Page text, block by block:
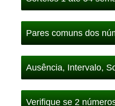
Pares comuns dos
Ausência, Intervalo,
Verifique se 2